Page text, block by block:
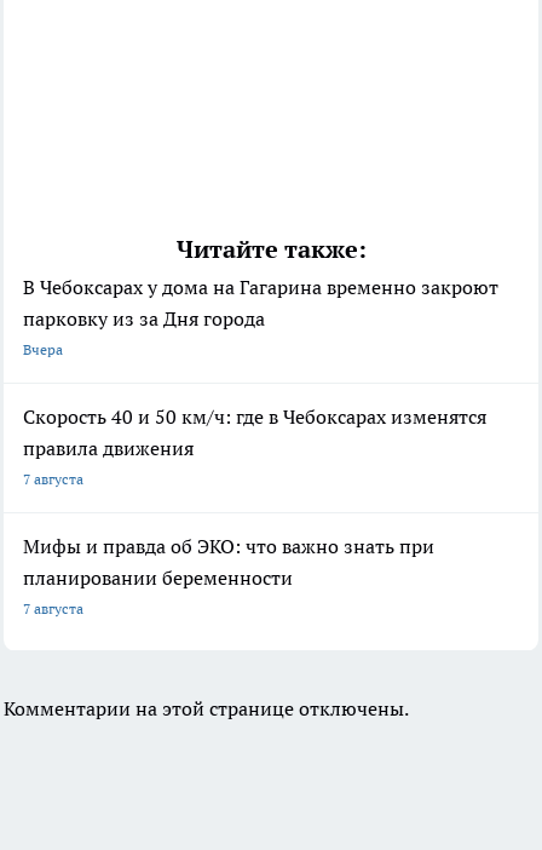
Читайте также:
В Чебоксарах у дома на Гагарина временно закроют
парковку из за Дня города
Вчера
Скорость 40 и 50 км/ч: где в Чебоксарах изменятся
правила движения
7 августа
Мифы и правда об ЭКО: что важно знать при
планировании беременности
7 августа
Комментарии на этой странице отключены.